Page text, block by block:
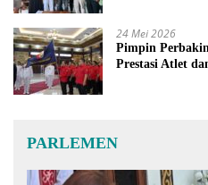
24 Mei 2026
Pimpin
Prestasi Atlet
PARLEMEN